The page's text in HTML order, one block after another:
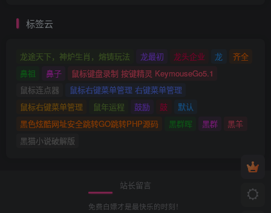
标签云
龙途天下，神炉生肖，熔铸玩法 龙最初 龙头企业 龙
齐全
鼻祖
鼻子
鼠标键盘录制 按键精灵 KeymouseGo5.1
鼠标连点器
鼠标右键菜单管理 右键菜单管理
鼠标右键菜单管理
鼠年运程 鼓励 鼓
默认
黑色炫酷网址安全跳转GO跳转PHP源码
黑群晖 黑群
黑羊
黑猫小说破解版
站长留言
免费白嫖才是最快乐的时刻！